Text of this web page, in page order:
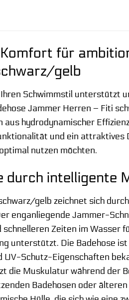
für
gelb
Ihren Schwimmstil unterstützt
Jammer Herren – Fiti
hydrodynamischer
und ein attraktives
nutzen möchten.
durch intelligente
gelb zeichnet sich
enganliegende Jammer-
Zeiten im Wasser
unterstützt. Die Badehose
Schutz-Eigenschaften
die Muskulatur während der
Badehosen oder